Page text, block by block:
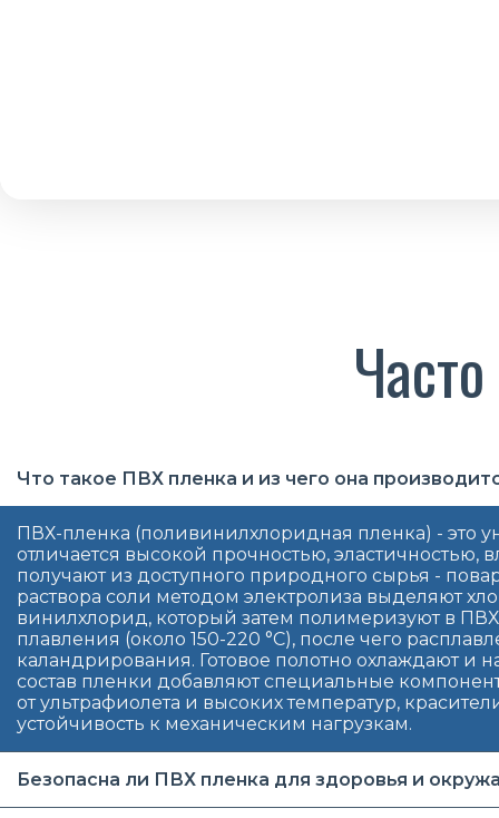
Что такое ПВХ пленка и из чего она
ПВХ-пленка (поливинилхлоридная пленка) - это
отличается высокой прочностью,
получают из доступного природного сырья -
раствора соли методом электролиза выделяют
винилхлорид, который затем полимеризуют в
плавления (около 150-220 °C), после чего
каландрирования. Готовое полотно охлаждают и
состав пленки добавляют специальные
от ультрафиолета и высоких температур,
устойчивость к механическим нагрузкам.
Безопасна ли ПВХ пленка для здоровья и